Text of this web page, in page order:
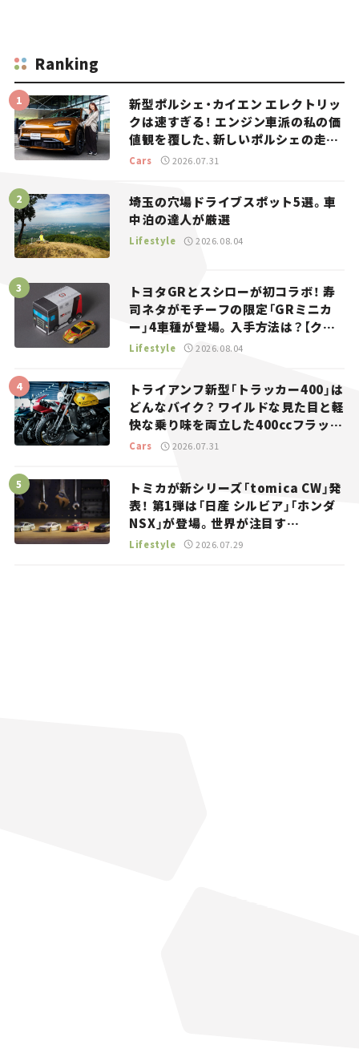
Ranking
新型ポルシェ・カイエン エレクトリッ
クは速すぎる！ エンジン車派の私の価
値観を覆した、新しいポルシェの走
り。
Cars 2026.07.31
埼玉の穴場ドライブスポット5選。車
中泊の達人が厳選
Lifestyle 2026.08.04
トヨタGRとスシローが初コラボ！ 寿
司ネタがモチーフの限定「GRミニカ
ー」4車種が登場。入手方法は？【クル
マとホビー】
Lifestyle 2026.08.04
トライアンフ新型「トラッカー400」は
どんなバイク？ ワイルドな見た目と軽
快な乗り味を両立した400ccフラット
トラッカー【試乗レビュー】
Cars 2026.07.31
トミカが新シリーズ「tomica CW」発
表！ 第1弾は「日産 シルビア」「ホンダ
NSX」が登場。世界が注目す
る“JDM”に焦点【クルマとホビー】
Lifestyle 2026.07.29